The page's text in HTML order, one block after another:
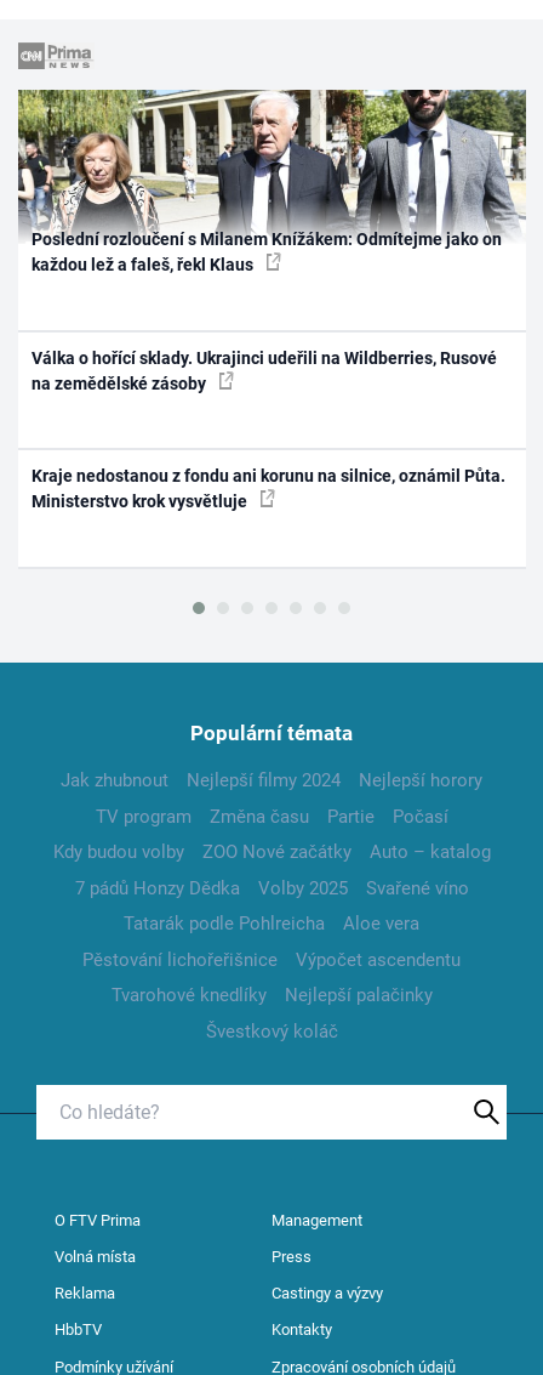
Poslední rozloučení s Milanem Knížákem: Odmítejme jako on
každou lež a faleš, řekl Klaus
Válka o hořící sklady. Ukrajinci udeřili na Wildberries, Rusové
na zemědělské zásoby
Kraje nedostanou z fondu ani korunu na silnice, oznámil Půta.
Ministerstvo krok vysvětluje
Populární témata
Jak zhubnout Nejlepší filmy 2024
Nejlepší horory
TV program
Změna času Partie
Počasí
Kdy budou volby
ZOO Nové začátky
Auto – katalog
7 pádů Honzy Dědka
Volby 2025
Svařené víno
Tatarák podle Pohlreicha
Aloe vera
Pěstování lichořeřišnice
Výpočet ascendentu
Tvarohové knedlíky
Nejlepší palačinky
Švestkový koláč
O FTV Prima Management
Volná místa Press
Reklama Castingy a výzvy
HbbTV Kontakty
Podmínky užívání Zpracování osobních údajů